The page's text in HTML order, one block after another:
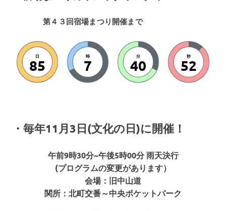
第４３回宿場まつり開催まで
日
85
時
7
分
40
秒
50
・毎年11月3日(文化の日)に開催！
午前9時30分~午後5時00分 雨天決行
(プログラムの変更があります）
会場：旧中山道
関所：北町交番～中央ポケットパーク